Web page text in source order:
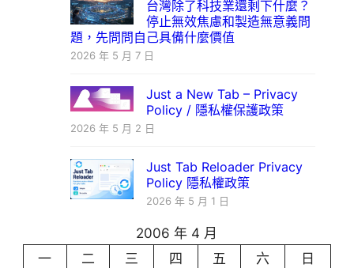
台灣除了科技業還剩下什麼？
停止無效焦慮和製造無意義問
題，先問問自己具備什麼價值
2026 年 5 月 7 日
Just a New Tab – Privacy
Policy / 隱私權保護政策
2026 年 5 月 2 日
Just Tab Reloader Privacy
Policy 隱私權政策
2026 年 5 月 1 日
2006 年 4 月
一
二 三 四 五 六
日